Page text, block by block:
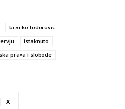
branko todorovic
istaknuto
prava i slobode
X